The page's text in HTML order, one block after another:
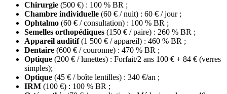
Chirurgie (500 €) : 100 % BR ;
Chambre individuelle (60 € / nuit) : 60 € / jour ;
Ophtalmo (60 € / consultation) : 100 % BR ;
Semelles orthopédiques (150 € / paire) : 260 % BR ;
Appareil auditif(1 500 € / appareil) : 460 % BR ;
Dentaire (600 € / couronne) : 470 % BR ;
Optique (200 € / lunettes) : Forfait/2 ans 100 € + 84 € (verres
simples);
Optique (45 € / boîte lentilles) : 340 €/an ;
IRM (100 €) : 100 % BR ;